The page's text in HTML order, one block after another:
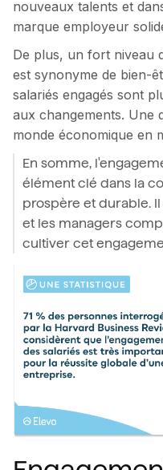
nouveaux talents et
marque employeur
De plus, un fort niveau
est synonyme de bien-
salariés engagés sont
aux changements. Une
monde économique en
En somme,
élément clé dans la
prospère et durable.
et les managers
cultiver cet